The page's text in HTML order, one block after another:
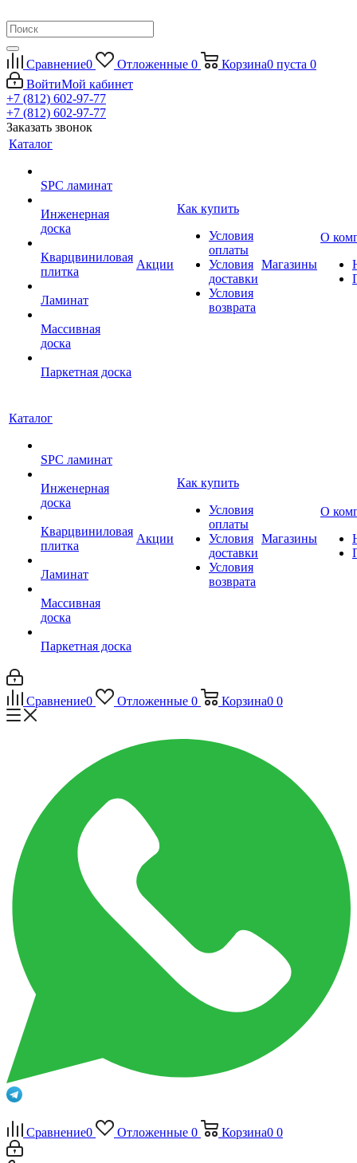
Сравнение0 Отложенные 0 Корзина0 пуста 0
ВойтиМой кабинет
+7 (812) 602-97-77
+7 (812) 602-97-77
Заказать звонок
Каталог
SPC ламинат
Инженерная
доска
Кварцвиниловая
плитка
Ламинат
Массивная
доска
Паркетная доска
Акции
Как купить
Условия
оплаты
Условия
доставки
Условия
возврата
Магазины
О
Каталог
SPC ламинат
Инженерная
доска
Кварцвиниловая
плитка
Ламинат
Массивная
доска
Паркетная доска
Акции
Как купить
Условия
оплаты
Условия
доставки
Условия
возврата
Магазины
О
Сравнение0 Отложенные 0 Корзина0 0
Сравнение0 Отложенные 0 Корзина0 0